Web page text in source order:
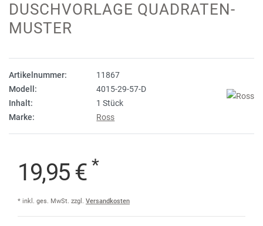
DUSCHVORLAGE QUADRATEN-
MUSTER
Artikelnummer:
11867
Modell:
4015-29-57-D
Inhalt:
1 Stück
Marke:
Ross
19,95 € *
* inkl. ges. MwSt. zzgl. Versandkosten